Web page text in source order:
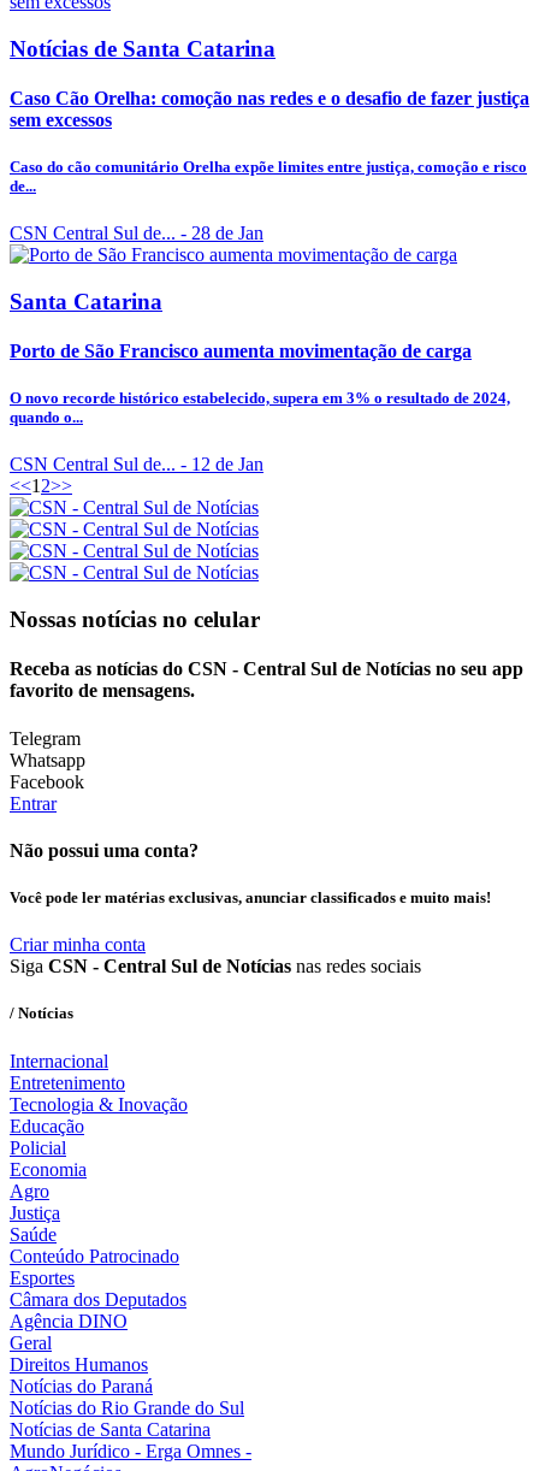
Notícias de Santa Catarina
Caso Cão Orelha: comoção nas redes e o desafio de fazer justiça
sem excessos
Caso do cão comunitário Orelha expõe limites entre justiça, comoção e risco
de...
CSN Central Sul de... - 28 de Jan
Santa Catarina
Porto de São Francisco aumenta movimentação de carga
O novo recorde histórico estabelecido, supera em 3% o resultado de 2024,
quando o...
CSN Central Sul de... - 12 de Jan
<<12>>
Nossas notícias no celular
Receba as notícias do CSN - Central Sul de Notícias no seu app
favorito de mensagens.
Telegram
Whatsapp
Facebook
Entrar
Não possui uma conta?
Você pode ler matérias exclusivas, anunciar classificados e muito mais!
Criar minha conta
Siga CSN - Central Sul de Notícias nas redes sociais
/ Notícias
Internacional
Entretenimento
Tecnologia & Inovação
Educação
Policial
Economia
Agro
Justiça
Saúde
Conteúdo Patrocinado
Esportes
Câmara dos Deputados
Agência DINO
Geral
Direitos Humanos
Notícias do Paraná
Notícias do Rio Grande do Sul
Notícias de Santa Catarina
Mundo Jurídico - Erga Omnes -